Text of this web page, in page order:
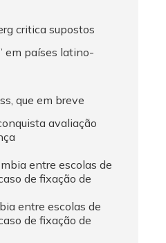
critica supostos
em países latino-
que em breve
avaliação
entre escolas de
de fixação de